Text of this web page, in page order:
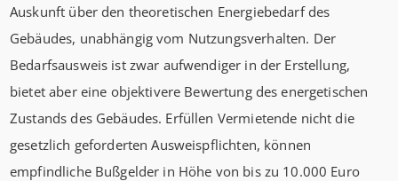
Auskunft über den theoretischen Energiebedarf des
Gebäudes, unabhängig vom Nutzungsverhalten. Der
Bedarfsausweis ist zwar aufwendiger in der Erstellung,
bietet aber eine objektivere Bewertung des energetischen
Zustands des Gebäudes. Erfüllen Vermietende nicht die
gesetzlich geforderten Ausweispflichten, können
empfindliche Bußgelder in Höhe von bis zu 10.000 Euro